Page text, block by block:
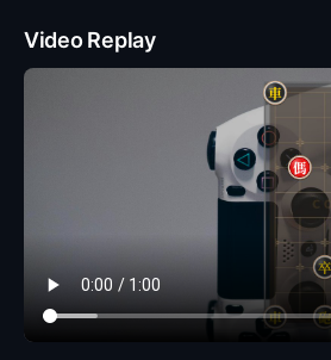
Video Replay